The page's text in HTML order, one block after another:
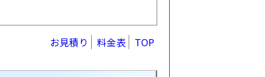
お見積り 料金表 TOP